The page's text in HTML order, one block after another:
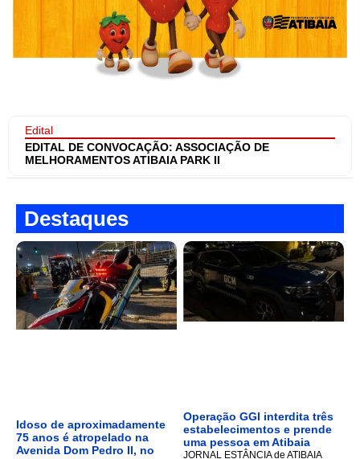
Edital
EDITAL DE CONVOCAÇÃO: ASSOCIAÇÃO DE
MELHORAMENTOS ATIBAIA PARK II
Destaques
Idoso de aproximadamente
75 anos é atropelado na
Avenida Dom Pedro II, no
Operação GGI interdita três
estabelecimentos e prende
uma pessoa em Atibaia
JORNAL ESTÂNCIA de ATIBAIA